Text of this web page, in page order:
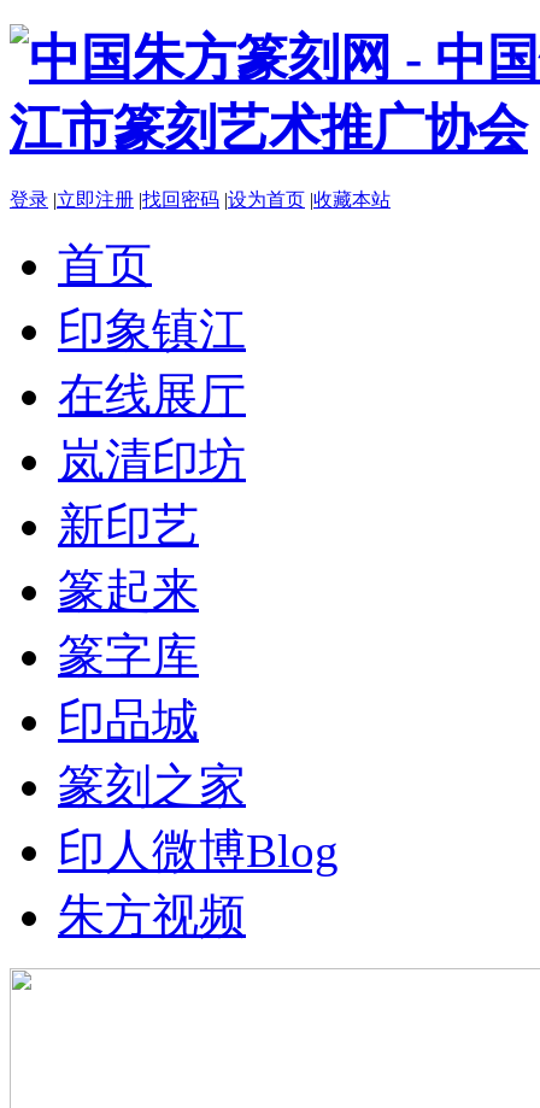
登录 |立即注册 |找回密码 |设为首页 |收藏本站
首页
印象镇江
在线展厅
岚清印坊
新印艺
篆起来
篆字库
印品城
篆刻之家
印人微博Blog
朱方视频